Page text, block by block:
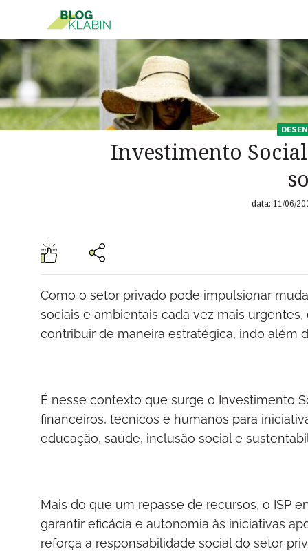
Pular para o Conteúdo principal
Investimento
data: 11/06/
Como o setor privado pode impulsionar
sociais e ambientais cada vez mais
contribuir de maneira estratégica, indo além
É nesse contexto que surge o Investimento
financeiros, técnicos e humanos para
educação, saúde, inclusão social e
Mais do que um repasse de recursos, o ISP
garantir eficácia e autonomia às iniciativas
reforça a responsabilidade social do setor